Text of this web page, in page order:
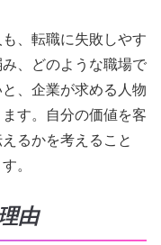
、転職に失敗しやす
、どのような職場で
、企業が求める人物
す。自分の価値を客
るかを考えること
。
由